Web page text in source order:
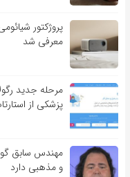
معرفی شد
مرحله جدید
پزشکی از
مهندس سابق
و مذهبی دارد